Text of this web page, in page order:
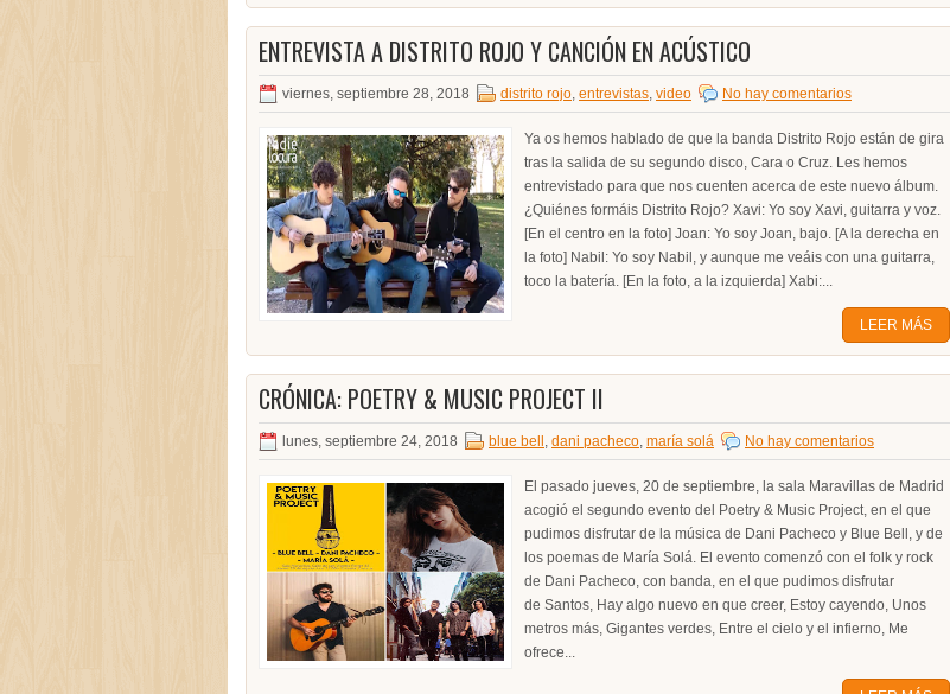
ENTREVISTA A DISTRITO ROJO Y CANCIÓN EN ACÚSTICO
viernes, septiembre 28, 2018 distrito rojo, entrevistas, video No hay comentarios
Ya os hemos hablado de que la banda Distrito Rojo están de gira
tras la salida de su segundo disco, Cara o Cruz. Les hemos
entrevistado para que nos cuenten acerca de este nuevo álbum.
¿Quiénes formáis Distrito Rojo? Xavi: Yo soy Xavi, guitarra y voz.
[En el centro en la foto] Joan: Yo soy Joan, bajo. [A la derecha en
la foto] Nabil: Yo soy Nabil, y aunque me veáis con una guitarra,
toco la batería. [En la foto, a la izquierda] Xabi:...
LEER MÁS
CRÓNICA: POETRY & MUSIC PROJECT II
lunes, septiembre 24, 2018 blue bell , dani pacheco, maría solá No hay comentarios
El pasado jueves, 20 de septiembre, la sala Maravillas de Madrid
acogió el segundo evento del Poetry & Music Project, en el que
pudimos disfrutar de la música de Dani Pacheco y Blue Bell, y de
los poemas de María Solá. El evento comenzó con el folk y rock
de Dani Pacheco, con banda, en el que pudimos disfrutar
de Santos, Hay algo nuevo en que creer, Estoy cayendo, Unos
metros más, Gigantes verdes, Entre el cielo y el infierno, Me
ofrece...